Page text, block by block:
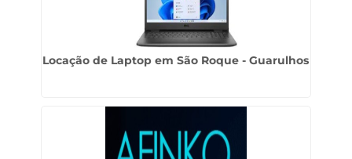
Locação de Laptop em São Roque - Guarulhos